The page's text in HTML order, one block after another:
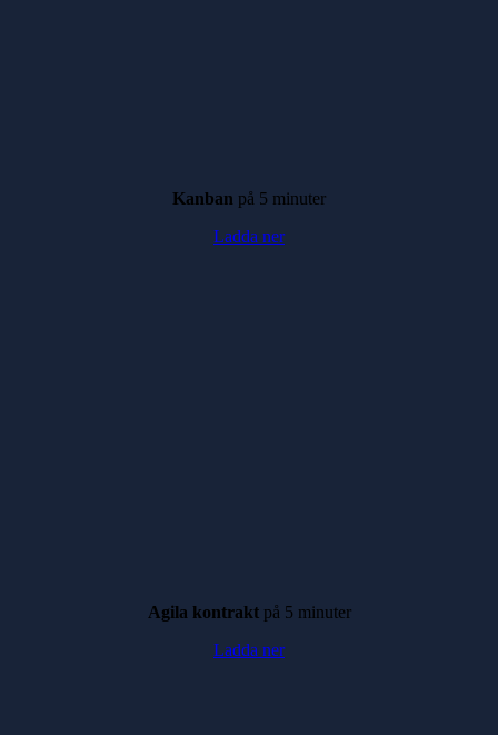
Kanban på 5 minuter
Ladda ner
Agila kontraktpå 5 minuter
Ladda ner